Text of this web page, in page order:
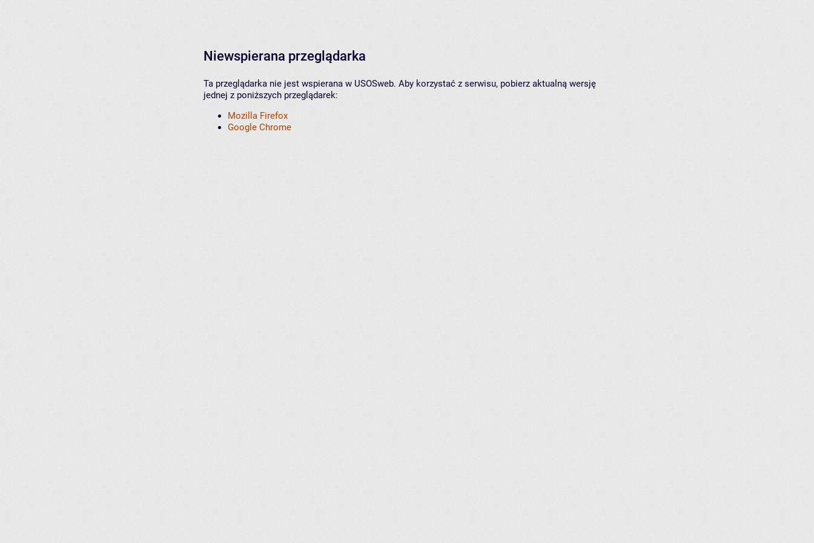
Niewspierana przeglądarka
Ta przeglądarka nie jest wspierana w USOSweb. Aby korzystać z serwisu, pobierz aktualną wersję
jednej z poniższych przeglądarek:
Mozilla Firefox
Google Chrome